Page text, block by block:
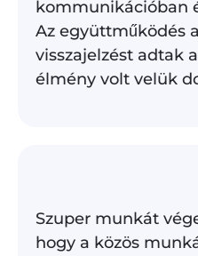
kommunikációban
Az együttműködés
visszajelzést adtak
élmény volt velük
Szuper munkát
hogy a közös